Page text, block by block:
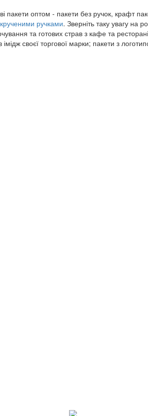
пакети оптом - пакети без ручок, крафт
ручками. Зверніть таку увагу на
та готових страв з кафе та
своєї торгової марки; пакети з